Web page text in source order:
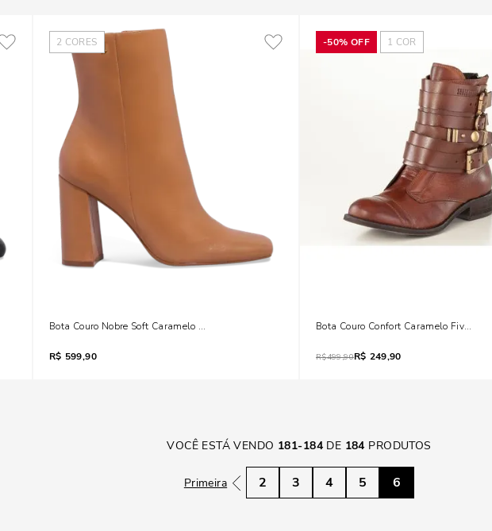
2 CORES
Bota Couro Nobre Soft Caramelo Bico Fino Salto Grosso
R$ 599,90
-50% OFF 1 COR
Bota Couro Confort Caramelo Fivelas
R$499,90R$ 249,90
VOCÊ ESTÁ VENDO 181-184 DE 184 PRODUTOS
Primeira 2 3 4 5 6